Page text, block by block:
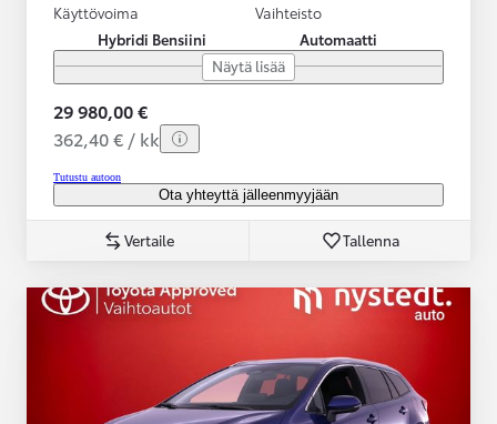
Käyttövoima
Hybridi Bensiini
Vaihteisto
Automaatti
Näytä lisää
29 980,00 €
362,40 € / kk
Tutustu autoon
Ota yhteyttä jälleenmyyjään
Vertaile Tallenna